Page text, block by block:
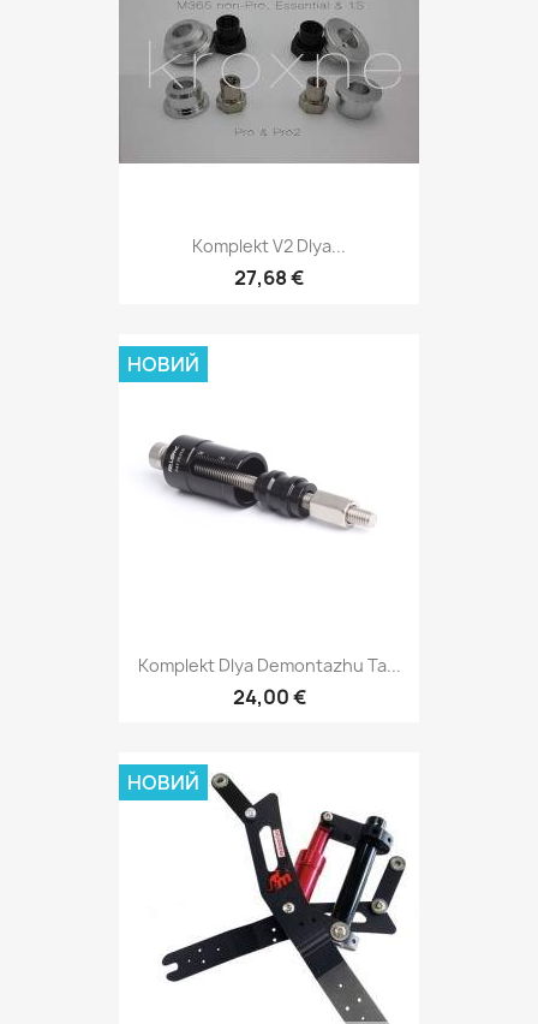
Komplekt V2 Dlya...
27,68 €
Komplekt Dlya Demontazhu Ta...
24,00 €
НОВИЙ
НОВИЙ